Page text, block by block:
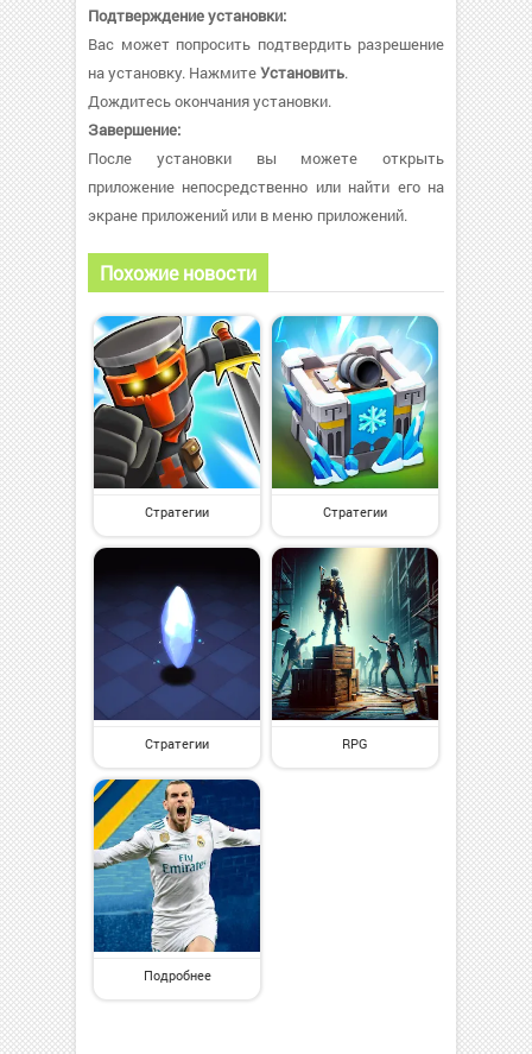
Подтверждение установки:
Вас может попросить подтвердить разрешение
на установку. НажмитеУстановить.
Дождитесь окончания установки.
Завершение:
После установки вы можете открыть
приложение непосредственно или найти его на
экране приложений или в меню приложений.
Похожие новости
Стратегии Стратегии
Стратегии RPG
Подробнее